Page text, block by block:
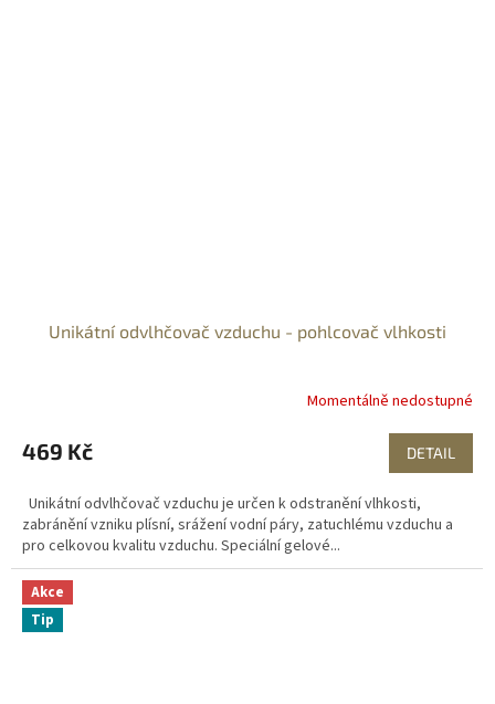
Unikátní odvlhčovač vzduchu - pohlcovač vlhkosti
Momentálně nedostupné
469 Kč DETAIL
Unikátní odvlhčovač vzduchu je určen k odstranění vlhkosti,
zabránění vzniku plísní, srážení vodní páry, zatuchlému vzduchu a
pro celkovou kvalitu vzduchu. Speciální gelové...
Akce
Tip